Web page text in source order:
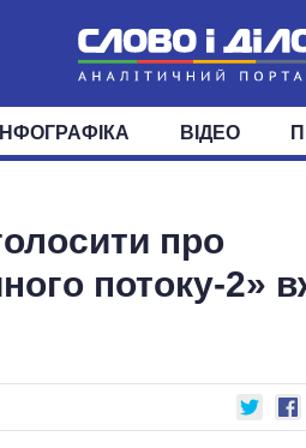
ПОЛІТИКА ЕКОНОМІКА
ДЕПУТАТИ КОМІТЕТИ
ІНФОГРАФІКА ВІДЕО
про
потоку-2»